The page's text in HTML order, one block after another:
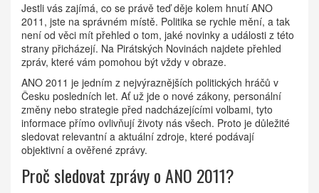
Jestli vás zajímá, co se právě teď děje kolem hnutí ANO
2011, jste na správném místě. Politika se rychle mění, a tak
není od věci mít přehled o tom, jaké novinky a události z této
strany přicházejí. Na Pirátských Novinách najdete přehled
zpráv, které vám pomohou být vždy v obraze.
ANO 2011 je jedním z nejvýraznějších politických hráčů v
Česku posledních let. Ať už jde o nové zákony, personální
změny nebo strategie před nadcházejícími volbami, tyto
informace přímo ovlivňují životy nás všech. Proto je důležité
sledovat relevantní a aktuální zdroje, které podávají
objektivní a ověřené zprávy.
Proč sledovat zprávy o ANO 2011?